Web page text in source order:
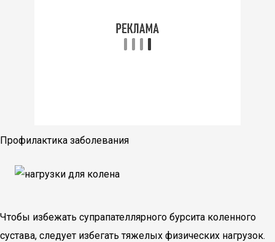
Профилактика заболевания
Чтобы избежать супрапателлярного бурсита коленного
сустава, следует избегать тяжелых физических нагрузок.